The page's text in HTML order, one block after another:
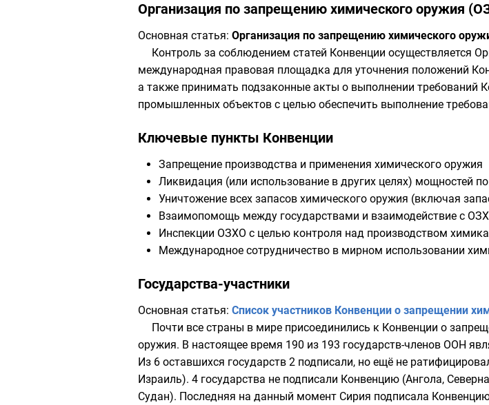
Организация по запрещению химического оружия
Основная статья: Организация по запрещению химического
Контроль за соблюдением статей Конвенции осуществляется
международная правовая площадка для уточнения положений
а также принимать подзаконные акты о выполнении требований
промышленных объектов с целью обеспечить выполнение
Ключевые пункты Конвенции
Запрещение производства и применения химического оружия
Ликвидация (или использование в других целях) мощностей
Уничтожение всех запасов химического оружия (включая
Взаимопомощь между государствами и взаимодействие с
Инспекции ОЗХО с целью контроля над производством
Международное сотрудничество в мирном использовании
Государства-участники
Основная статья: Список участников Конвенции о запрещении
Почти все страны в мире присоединились к Конвенции о
оружия. В настоящее время 190 из 193 государств-членов ООН
Из 6 оставшихся государств 2 подписали, но ещё не
Израиль). 4 государства не подписали Конвенцию (Ангола,
Судан). Последняя на данный момент Сирия подписала